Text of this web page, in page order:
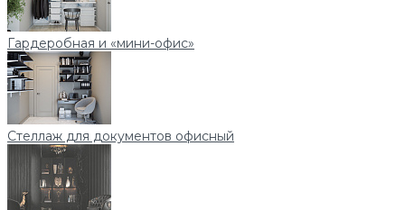
Гардеробная и «мини-офис»
Стеллаж для документов офисный